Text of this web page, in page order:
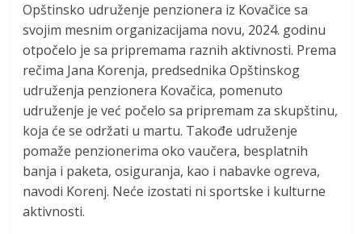
Opštinsko udruženje penzionera iz Kovačice sa
svojim mesnim organizacijama novu, 2024. godinu
otpočelo je sa pripremama raznih aktivnosti. Prema
rečima Jana Korenja, predsednika Opštinskog
udruženja penzionera Kovačica, pomenuto
udruženje je već počelo sa pripremam za skupštinu,
koja će se održati u martu. Takođe udruženje
pomaže penzionerima oko vaučera, besplatnih
banja i paketa, osiguranja, kao i nabavke ogreva,
navodi Korenj. Neće izostati ni sportske i kulturne
aktivnosti.